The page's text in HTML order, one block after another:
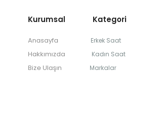
Kurumsal Kategori
Anasayfa Erkek Saat
Hakkımızda Kadın Saat
Bize Ulaşın Markalar